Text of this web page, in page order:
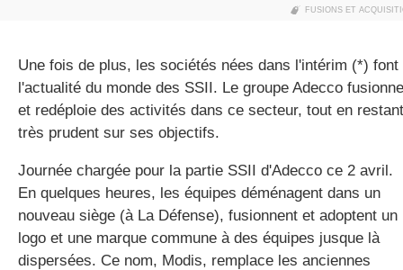
gratuite
FUSIONS ET
Une fois de plus, les sociétés nées dans l'intérim (*) font
l'actualité du monde des SSII. Le groupe Adecco fusionne
et redéploie des activités dans ce secteur, tout en restant
très prudent sur ses objectifs.
Journée chargée pour la partie SSII d'Adecco ce 2 avril.
En quelques heures, les équipes déménagent dans un
nouveau siège (à La Défense), fusionnent et adoptent un
logo et une marque commune à des équipes jusque là
dispersées. Ce nom, Modis, remplace les anciennes